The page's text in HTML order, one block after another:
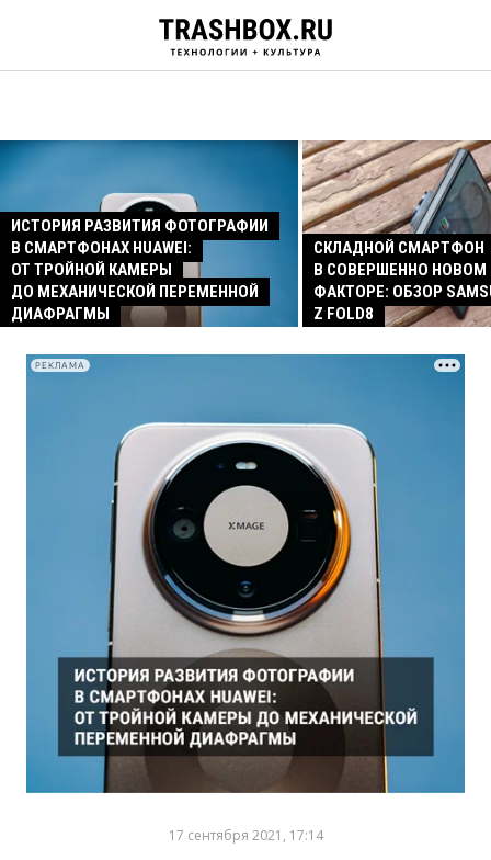
ИСТОРИЯ РАЗВИТИЯ ФОТОГРАФИИ
В СМАРТФОНАХ HUAWEI:
ОТ ТРОЙНОЙ КАМЕРЫ
ДО МЕХАНИЧЕСКОЙ ПЕРЕМЕННОЙ
ДИАФРАГМЫ
СКЛАДНОЙ СМАРТФОН
В СОВЕРШЕННО
ФАКТОРЕ: ОБЗОР
Z FOLD8
РЕКЛАМА
17 сентября 2021, 17:14